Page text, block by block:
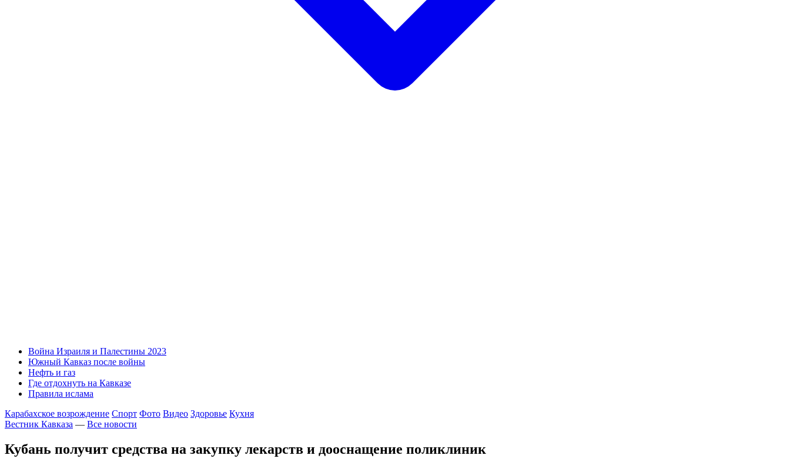
Война Израиля и Палестины 2023
Южный Кавказ после войны
Нефть и газ
Где отдохнуть на Кавказе
Правила ислама
Карабахское возрождение Спорт Фото Видео Здоровье Кухня
Вестник Кавказа — Все новости
Кубань получит средства на закупку лекарств и дооснащение поликлиник